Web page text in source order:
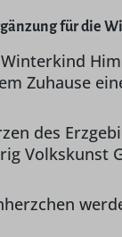
für die
Zuhause
des
Volkskunst